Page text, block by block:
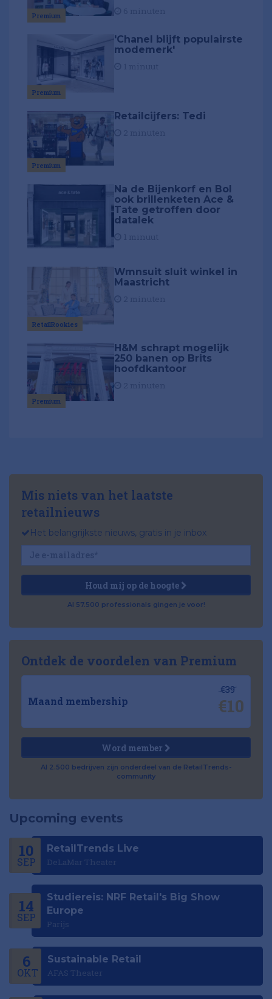
Premium
Premium
'Chanel blijft populairste
modemerk'
Premium
Retailcijfers: Tedi
Na de Bijenkorf en Bol
ook brillenketen Ace &
Tate getroffen door
datalek
RetailRookies
Wmnsuit sluit winkel in
Maastricht
Premium
H&M schrapt mogelijk
250 banen op Brits
hoofdkantoor
Mis niets van het laatste
retailnieuws
Het belangrijkste nieuws, gratis in je inbox
Houd mij op de hoogte
Al 57.500 professionals gingen je voor!
Ontdek de voordelen van Premium
Maand membership
€39
€10
Word member
Al 2.500 bedrijven zijn onderdeel van de RetailTrends-
community
Upcoming events
10
SEP
RetailTrends Live
DeLaMar Theater
14
SEP
Studiereis: NRF Retail's Big Show
Europe
Parijs
6
OKT
Sustainable Retail
AFAS Theater